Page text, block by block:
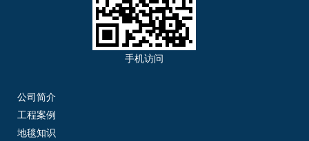
手机访问
公司简介
工程案例
地毯知识